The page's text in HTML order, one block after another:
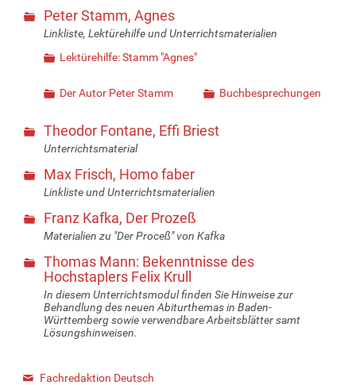
Peter Stamm, Agnes
Linkliste, Lektürehilfe und Unterrichtsmaterialien
Lektürehilfe: Stamm "Agnes"
Der Autor Peter Stamm Buchbesprechungen
Theodor Fontane, Effi Briest
Unterrichtsmaterial
Max Frisch, Homo faber
Linkliste und Unterrichtsmaterialien
Franz Kafka, Der Prozeß
Materialien zu "Der Proceß" von Kafka
Thomas Mann: Bekenntnisse des
Hochstaplers Felix Krull
In diesem Unterrichtsmodul finden Sie Hinweise zur
Behandlung des neuen Abiturthemas in Baden-
Württemberg sowie verwendbare Arbeitsblätter samt
Lösungshinweisen.
Fachredaktion Deutsch